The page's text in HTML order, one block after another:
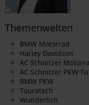
Themenwelten
BMW Motorrad
Harley Davidson
AC Schnitzer
AC Schnitzer PKW
BMW PKW
Touratech
Wunderlich